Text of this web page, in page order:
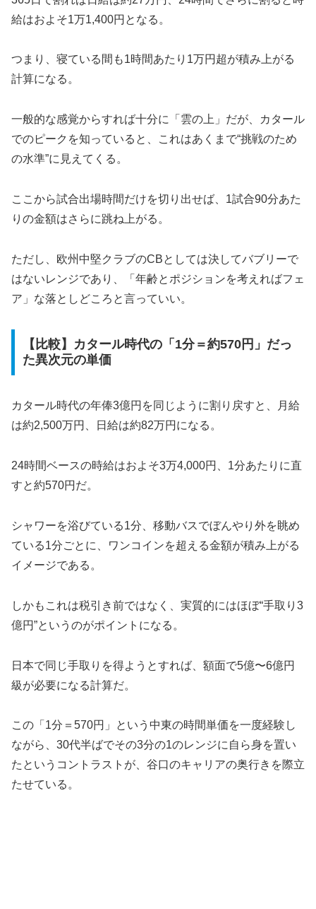
給はおよそ1万1,400円となる。
つまり、寝ている間も1時間あたり1万円超が積み上がる
計算になる。
一般的な感覚からすれば十分に「雲の上」だが、カタール
でのピークを知っていると、これはあくまで“挑戦のため
の水準”に見えてくる。
ここから試合出場時間だけを切り出せば、1試合90分あた
りの金額はさらに跳ね上がる。
ただし、欧州中堅クラブのCBとしては決してバブリーで
はないレンジであり、「年齢とポジションを考えればフェ
ア」な落としどころと言っていい。
【比較】カタール時代の「1分＝約570円」だっ
た異次元の単価
カタール時代の年俸3億円を同じように割り戻すと、月給
は約2,500万円、日給は約82万円になる。
24時間ベースの時給はおよそ3万4,000円、1分あたりに直
すと約570円だ。
シャワーを浴びている1分、移動バスでぼんやり外を眺め
ている1分ごとに、ワンコインを超える金額が積み上がる
イメージである。
しかもこれは税引き前ではなく、実質的にはほぼ“手取り3
億円”というのがポイントになる。
日本で同じ手取りを得ようとすれば、額面で5億〜6億円
級が必要になる計算だ。
この「1分＝570円」という中東の時間単価を一度経験し
ながら、30代半ばでその3分の1のレンジに自ら身を置い
たというコントラストが、谷口のキャリアの奥行きを際立
たせている。